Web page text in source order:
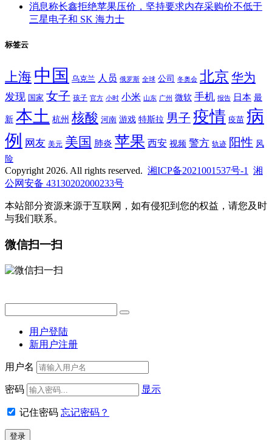
消息称长鑫拒绝苹果压价，坚持要求内存采购价不低于
三星电子和 SK 海力士
标签云
上海 中国 乌克兰 人员 俄罗斯 全球 公司 冬奥会 北京 华为
发现 国家 女子 孩子 官方 小时 小米 山东 广州 微软 手机 报告 日本 最
新 本土 杭州 核酸 河南 游戏 特斯拉 男子 疫情 疫苗 病
例
网友 美元 美国 肺炎 苹果 西安 视频 警方 轨迹 阳性 风
险
Copyright 2026. All rights reserved. 湘ICP备2021001537号-1
湘
公网安备 43130202000233号
本站部分资源来源于互联网，如有侵犯到您的权益，请您及时
与我们联系。
微信扫一扫
用户登陆
新用户注册
用户名
密码 显示
记住密码 忘记密码？